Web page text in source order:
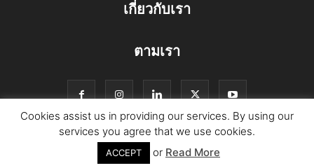
เกี่ยวกับเรา
ตามเรา
© Copyright Logistics Manager
Cookies assist us in providing our services. By using our
services you agree that we use cookies.
ACCEPT or Read More